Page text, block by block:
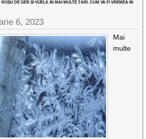
DE GER ȘI VIJELII, ÎN MAI MULTE ȚĂRI. CUM VA FI VREMEA ÎN
6, 2023
Mai
multe